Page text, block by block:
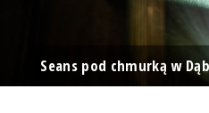
Seans pod chmurką w